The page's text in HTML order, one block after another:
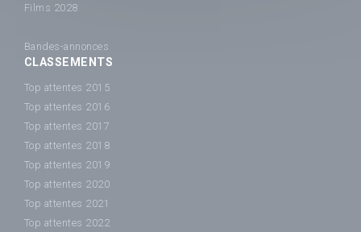
Films 2028
Bandes-annonces
CLASSEMENTS
Top attentes 2015
Top attentes 2016
Top attentes 2017
Top attentes 2018
Top attentes 2019
Top attentes 2020
Top attentes 2021
Top attentes 2022